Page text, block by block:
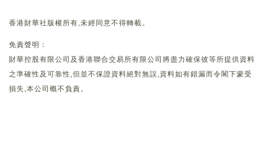
香港財華社版權所有,未經同意不得轉載。
免責聲明：
財華控股有限公司及香港聯合交易所有限公司將盡力確保彼等所提供資料
之準確性及可靠性,但並不保證資料絕對無誤,資料如有錯漏而令閣下蒙受
損失,本公司概不負責。